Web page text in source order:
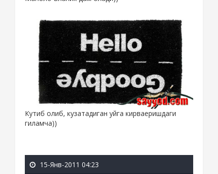
Кутиб олиб, кузатадиган уйга кирваеришдаги
гиламча))
15-Янв-2011 04:23